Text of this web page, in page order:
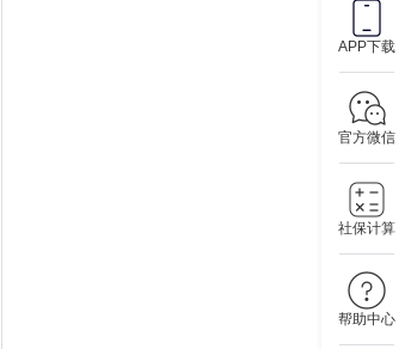
APP下载
官方微信
社保计算
帮助中心